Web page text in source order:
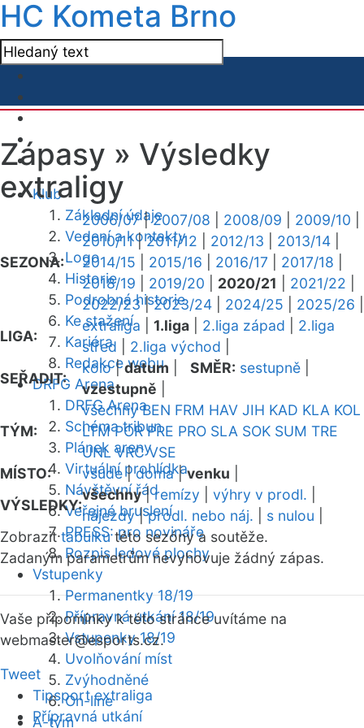
HC Kometa Brno
Klub
Základní údaje
Vedení a kontakty
Logo
Historie
Podrobná historie
Ke stažení
Kariéra
Redakce webu
DRFG Arena
DRFG Arena
Schéma tribun
Plánek areny
Virtuální prohlídka
Návštěvní řád
Veřejné bruslení
PRESS: pro novináře
Rozpis ledové plochy
Vstupenky
Permanentky 18/19
Přípravná utkání 18/19
Vstupenky 18/19
Uvolňování míst
Zvýhodněné
On-line
A-tým
Zápasy » Výsledky
extraligy
SEZONA:
2006/07|2007/08 2008/09 2009/10
2010/11|2011/12 2012/13 2013/14
2014/15
2015/16 2016/17 2017/18
2018/19
2019/20 2020/21 2021/22
2022/23|2023/24 2024/25 2025/26
LIGA:
extraliga 1.liga 2.liga západ
2.liga
střed
2.liga východ
SEŘADIT:
kolo|datum SMĚR: sestupně
vzestupně
TÝM:
všechny BEN FRM HAV JIH KAD KLA KOL
LTM POR PRE PRO SLA SOK SUM TRE
UNL VRC VSE
MÍSTO:
všude|doma|venku
VÝSLEDKY:
všechny|remízy výhry v prodl.
nájezdy|prodl. nebo náj. s nulou
Zobrazittabulkutéto sezóny a soutěže.
Zadaným parametrům nevyhovuje žádný zápas.
Vaše připomínky k této stránce uvítáme na
webmaster@esports.cz.
Tweet
Tipsport extraliga
Přípravná utkání